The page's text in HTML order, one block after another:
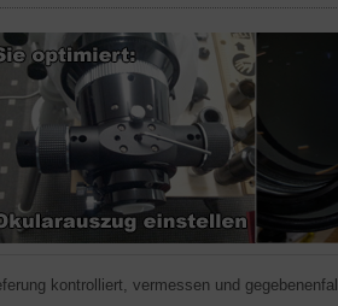
kontrolliert, vermessen und